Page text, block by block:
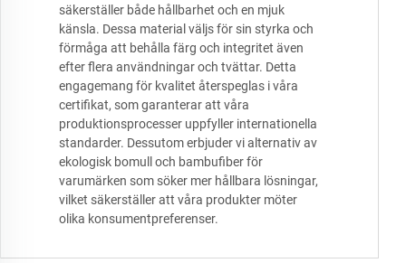
säkerställer både hållbarhet och en mjuk
känsla. Dessa material väljs för sin styrka och
förmåga att behålla färg och integritet även
efter flera användningar och tvättar. Detta
engagemang för kvalitet återspeglas i våra
certifikat, som garanterar att våra
produktionsprocesser uppfyller internationella
standarder. Dessutom erbjuder vi alternativ av
ekologisk bomull och bambufiber för
varumärken som söker mer hållbara lösningar,
vilket säkerställer att våra produkter möter
olika konsumentpreferenser.